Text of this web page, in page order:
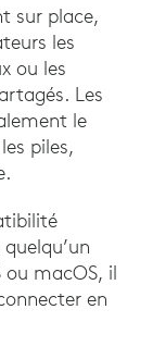
sur place,
les
ou les
Les
le
piles,
macOS, il
en